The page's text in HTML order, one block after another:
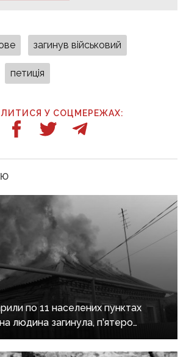
загинув військовий
петиція
У СОЦМЕРЕЖАХ:
по 11 населених пунктах
людина загинула, п’ятеро